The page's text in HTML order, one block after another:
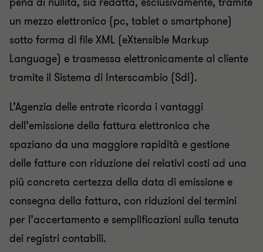
un mezzo elettronico (pc, tablet o smartphone)
sotto forma di file XML (eXtensible Markup
Language) e trasmessa elettronicamente al cliente
tramite il Sistema di Interscambio (SdI).
L’Agenzia delle entrate ricorda i vantaggi
dell’emissione della fattura elettronica che
spaziano da una maggiore rapidità e gestione
delle fatture con riduzione dei relativi costi ad una
più concreta certezza della data di emissione e
consegna della fattura, con riduzioni dei termini
per l’accertamento e semplificazioni sulla tenuta
dei registri contabili.